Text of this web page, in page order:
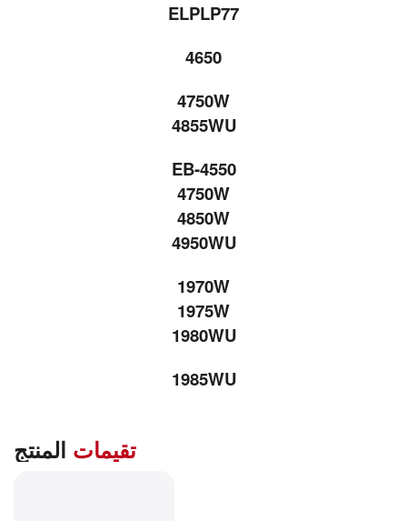
ELPLP77
4650
4750W
4855WU
EB-4550
4750W
4850W
4950WU
1970W
1975W
1980WU
1985WU
تقيمات المنتج